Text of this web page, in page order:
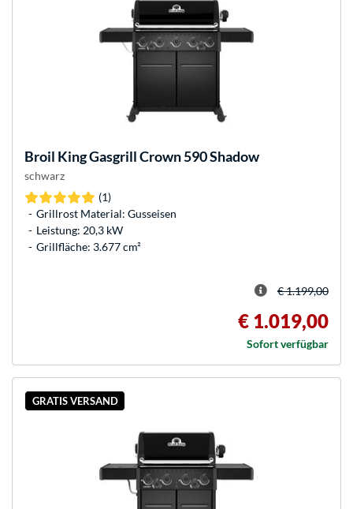
Broil KingGasgrill Crown 590 Shadow
schwarz
(1)
Grillrost Material: Gusseisen
Leistung: 20,3 kW
Grillfläche: 3.677 cm²
€ 1.199,00
€ 1.019,00
Sofort verfügbar
GRATIS VERSAND